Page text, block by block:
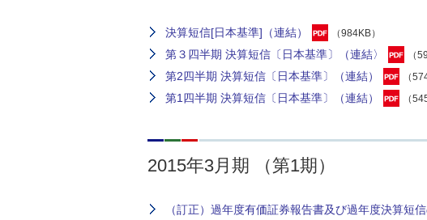
決算短信[日本基準]（連結） （984KB）
第３四半期 決算短信〔日本基準〕（連結〉 （
第2四半期 決算短信〔日本基準〕（連結） （
第1四半期 決算短信〔日本基準〕（連結） （
2015年3月期 （第1期）
（訂正）過年度有価証券報告書及び過年度決算短